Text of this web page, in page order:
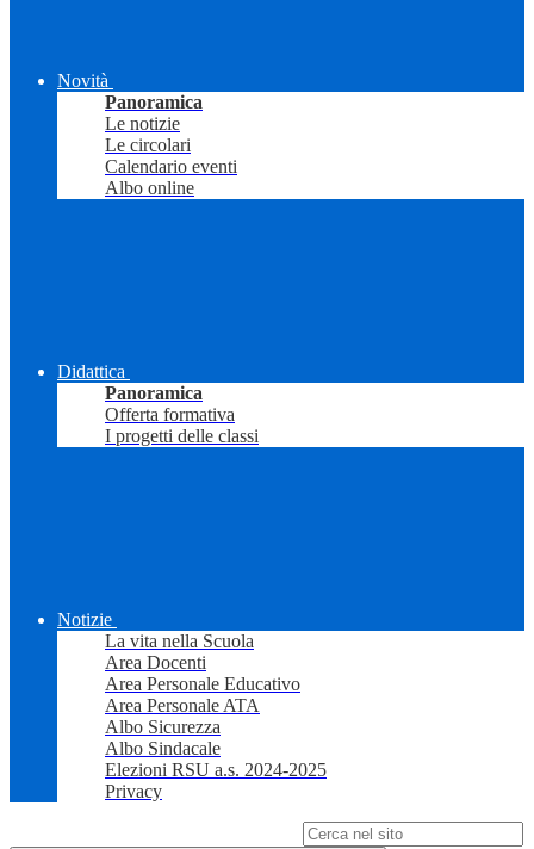
Novità
Panoramica
Le notizie
Le circolari
Calendario eventi
Albo online
Didattica
Panoramica
Offerta formativa
I progetti delle classi
Notizie
La vita nella Scuola
Area Docenti
Area Personale Educativo
Area Personale ATA
Albo Sicurezza
Albo Sindacale
Elezioni RSU a.s. 2024-2025
Privacy